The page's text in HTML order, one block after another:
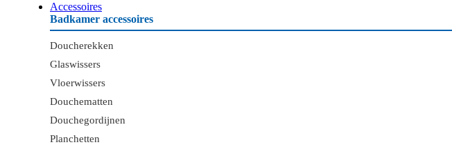
Accessoires
Badkamer accessoires
Doucherekken
Glaswissers
Vloerwissers
Douchematten
Douchegordijnen
Planchetten